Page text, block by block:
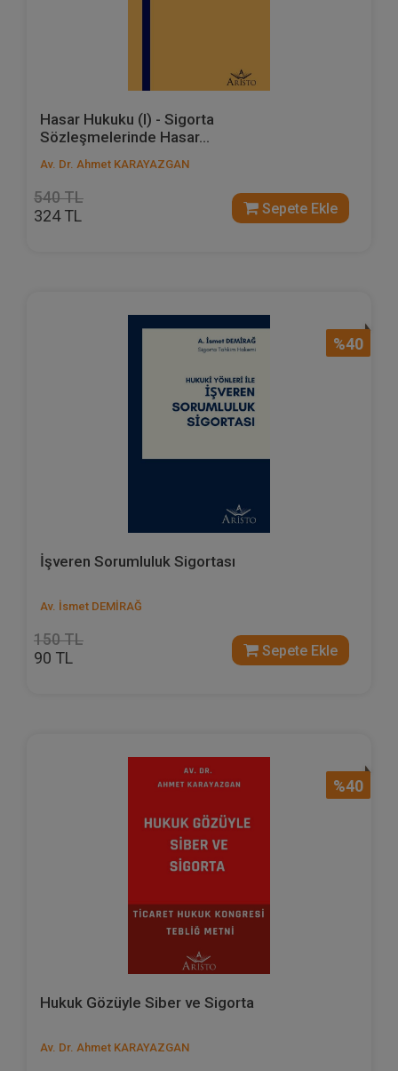
Hasar Hukuku (I) - Sigorta
Sözleşmelerinde Hasar...
Av. Dr. Ahmet KARAYAZGAN
540 TL
324 TL Sepete Ekle
%40
İşveren Sorumluluk Sigortası
Av. İsmet DEMİRAĞ
150 TL
90 TL Sepete Ekle
%40
Hukuk Gözüyle Siber ve Sigorta
Av. Dr. Ahmet KARAYAZGAN